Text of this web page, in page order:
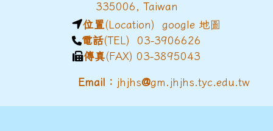
335006, Taiwan
位置(Location) google 地圖
電話(TEL) 03-3906626
傳真(FAX) 03-3895043
Email： jhjhs@gm.jhjhs.tyc.edu.tw